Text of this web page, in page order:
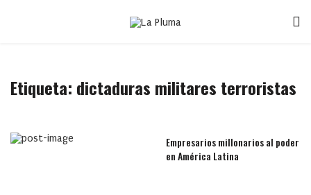
Etiqueta: dictaduras militares terroristas
Empresarios millonarios al poder
en América Latina